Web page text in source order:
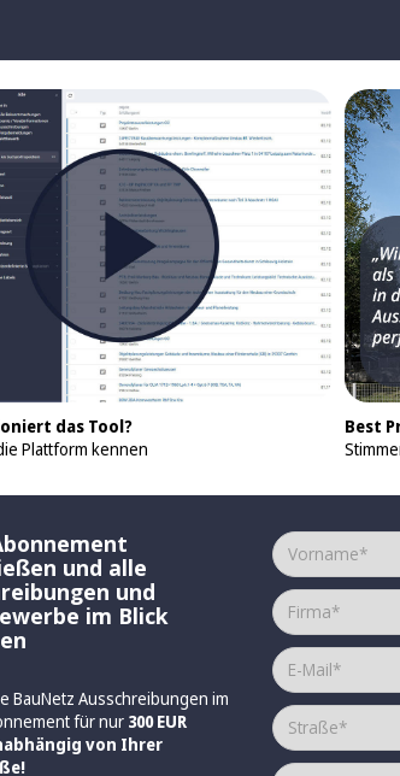
das Tool?
Plattform kennen
Best
und alle
und
im Blick
BauNetz Ausschreibungen im
für nur 300 EUR
von Ihrer